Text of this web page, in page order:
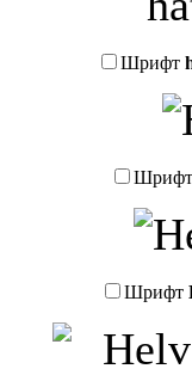
Шрифт
Шрифт